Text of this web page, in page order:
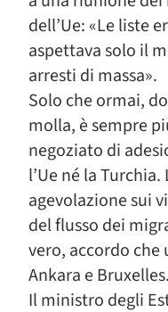
dell’Ue: «Le liste
aspettava solo il
arresti di massa».
Solo che ormai,
molla, è sempre
negoziato di
l’Ue né la
agevolazione sui
del flusso dei
vero, accordo
Ankara e Bruxelles.
Il ministro degli